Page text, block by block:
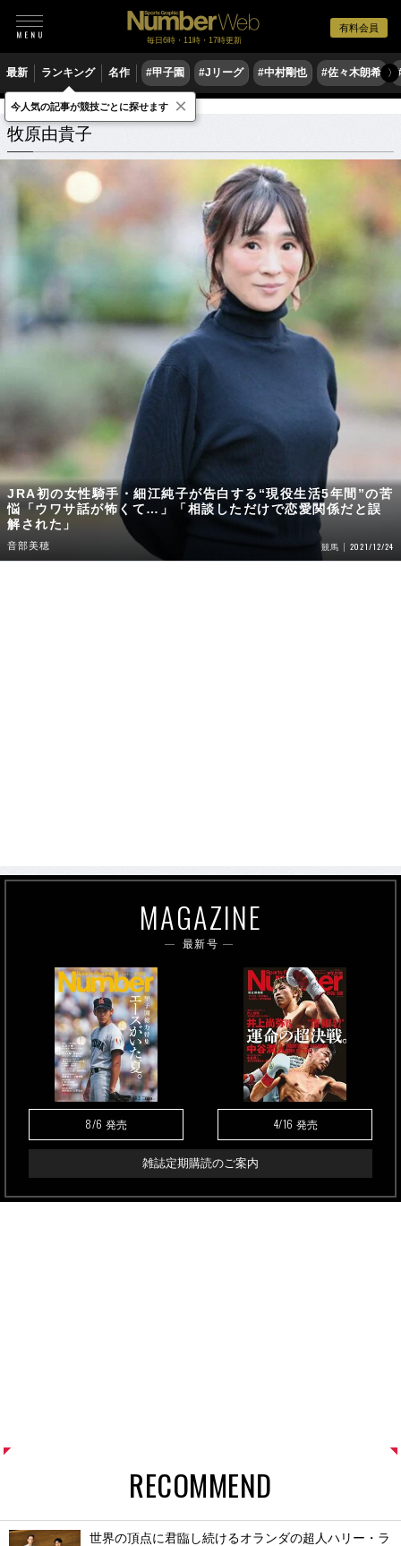
有料会員
毎日6時・11時・17時更新
最新 ランキング 名作 #甲子園 #Jリーグ #中村剛也 #佐々木朗希 〉
牧原由貴子 関連記事
牧原由貴子
JRA初の女性騎手・細江純子が告白する“現役生活5年間”の苦
悩「ウワサ話が怖くて…」「相談しただけで恋愛関係だと誤
解された」
音部美穂 競馬 2021/12/24
MAGAZINE
最新号
8/6 発売 4/16 発売
雑誌定期購読のご案内
RECOMMEND
世界の頂点に君臨し続けるオランダの超人ハリー・ラ
今人気の記事が競技ごとに探せます ×